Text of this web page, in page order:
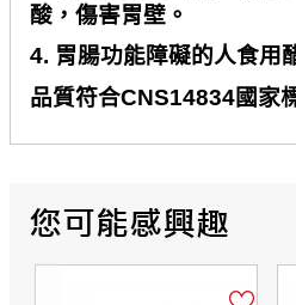
酸，傷害胃壁。
4. 胃腸功能障礙的人食用
品質符合CNS14834國家